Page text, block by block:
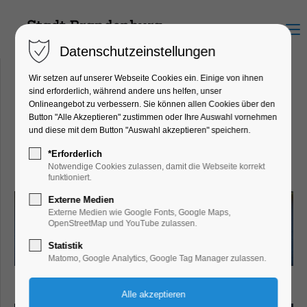
Menu
Brandenburg Charter
Franz-Ziegler-Straße 28, 14776
Brandenburg an der Havel
Datenschutzeinstellungen
Wir setzen auf unserer Webseite Cookies ein. Einige von ihnen
sind erforderlich, während andere uns helfen, unser
Onlineangebot zu verbessern. Sie können allen Cookies über den
Button "Alle Akzeptieren" zustimmen oder Ihre Auswahl vornehmen
und diese mit dem Button "Auswahl akzeptieren" speichern.
*Erforderlich
Notwendige Cookies zulassen, damit die Webseite korrekt
funktioniert.
Externe Medien
Externe Medien wie Google Fonts, Google Maps,
OpenStreetMap und YouTube zulassen.
Statistik
Matomo, Google Analytics, Google Tag Manager zulassen.